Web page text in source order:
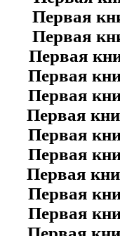
Первая
Первая
Первая
Первая
Первая
Первая
Первая
Первая
Первая
Первая
Первая